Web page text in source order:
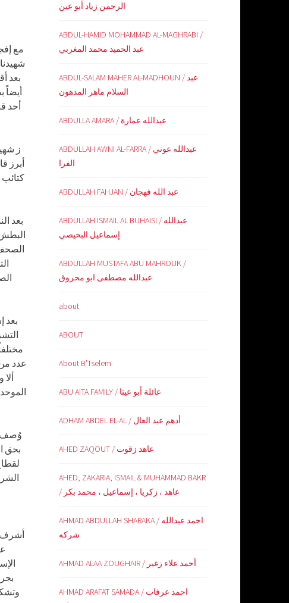
مع
بعد
أيضاً
أحد
ز
أبرز
بعد
بعد
عدد
وُصف
بحق
الرحمن زياد أبو عين
ABDUL-HAMID MOHAMMAD AL-MAGHRABI /
عبد الحميد محمد المغربي
ABDUL-SALAM MAHER AL-MADHOUN / عبد
السلام ماهر المدهون
ABDULLA AMARA / عبدالله عمارة
ABDULLAH AWNI AL-FARRA / عبدالله عوني
الفرا
ABDULLAH FAHJAN / عبد الله فهجان
ABDULLAH ISMAIL AL BUHAISI / عبدالله
إسماعيل البحيصي
ABDULLAH MUSTAFA ABU MAHROUK /
عبدالله مصطفى ابو محروق
about
ABOUT
About B’Tselem
ABU AITA FAMILY / عائلة أبو عيتا
ADHAM ABDEL EL-AL / أدهم عبد العال
AHED ZAQOUT / عاهد زقوت
AHED, ZAKARIA, ISMAIL & MUHAMMAD BAKR
/ عاهد ، زكريا ، إسماعيل ، محمد بكر
AHMAD ABDULLAH SHARAKA / احمد عبدالله
شركه
AHMAD ALAA ZOUGHAIR / أحمد علاء زغير
AHMAD ARAFAT SAMADA / احمد عرفات